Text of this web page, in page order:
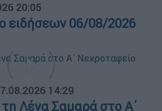
20:05
ειδήσεων 06/08/2026
14:29
Λένα Σαμαρά στο Α΄